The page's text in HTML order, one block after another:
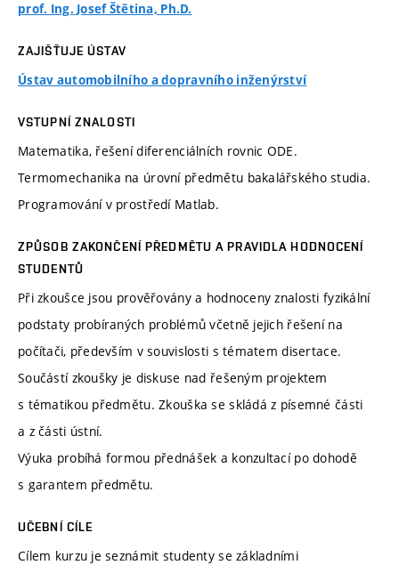
prof. Ing. Josef Štětina, Ph.D.
ZAJIŠŤUJE ÚSTAV
Ústav automobilního a dopravního inženýrství
VSTUPNÍ ZNALOSTI
Matematika, řešení diferenciálních rovnic ODE.
Termomechanika na úrovní předmětu bakalářského studia.
Programování v prostředí Matlab.
ZPŮSOB ZAKONČENÍ PŘEDMĚTU A PRAVIDLA HODNOCENÍ
STUDENTŮ
Při zkoušce jsou prověřovány a hodnoceny znalosti fyzikální
podstaty probíraných problémů včetně jejich řešení na
počítači, především v souvislosti s tématem disertace.
Součástí zkoušky je diskuse nad řešeným projektem
s tématikou předmětu. Zkouška se skládá z písemné části
a z části ústní.
Výuka probíhá formou přednášek a konzultací po dohodě
s garantem předmětu.
UČEBNÍ CÍLE
Cílem kurzu je seznámit studenty se základními